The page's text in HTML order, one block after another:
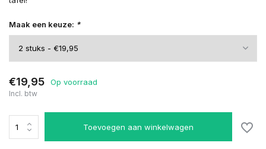
Maak een keuze: *
€19,95 Op voorraad
Incl. btw
Toevoegen aan winkelwagen